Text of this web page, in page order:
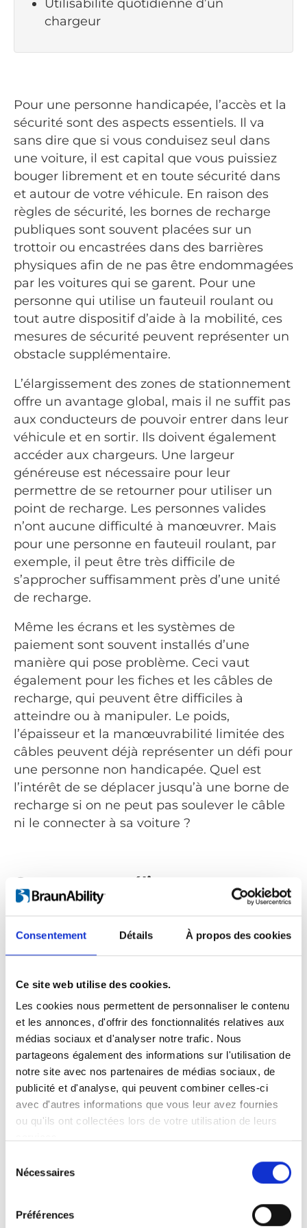
Consentement Détails À propos des cookies
Ce site web utilise des cookies.
Les cookies nous permettent de personnaliser le contenu
et les annonces, d'offrir des fonctionnalités relatives aux
médias sociaux et d'analyser notre trafic. Nous
partageons également des informations sur l'utilisation de
notre site avec nos partenaires de médias sociaux, de
publicité et d'analyse, qui peuvent combiner celles-ci
avec d'autres informations que vous leur avez fournies
ou qu'ils ont collectées lors de votre utilisation de leurs
Nécessaires
Préférences
Utilisabilité quotidienne d’un
chargeur
Pour une personne handicapée, l’accès et la
sécurité sont des aspects essentiels. Il va
sans dire que si vous conduisez seul dans
une voiture, il est capital que vous puissiez
bouger librement et en toute sécurité dans
et autour de votre véhicule. En raison des
règles de sécurité, les bornes de recharge
publiques sont souvent placées sur un
trottoir ou encastrées dans des barrières
physiques afin de ne pas être endommagées
par les voitures qui se garent. Pour une
personne qui utilise un fauteuil roulant ou
tout autre dispositif d’aide à la mobilité, ces
mesures de sécurité peuvent représenter un
obstacle supplémentaire.
L’élargissement des zones de stationnement
offre un avantage global, mais il ne suffit pas
aux conducteurs de pouvoir entrer dans leur
véhicule et en sortir. Ils doivent également
accéder aux chargeurs. Une largeur
généreuse est nécessaire pour leur
permettre de se retourner pour utiliser un
point de recharge. Les personnes valides
n’ont aucune difficulté à manœuvrer. Mais
pour une personne en fauteuil roulant, par
exemple, il peut être très difficile de
s’approcher suffisamment près d’une unité
de recharge.
Même les écrans et les systèmes de
paiement sont souvent installés d’une
manière qui pose problème. Ceci vaut
également pour les fiches et les câbles de
recharge, qui peuvent être difficiles à
atteindre ou à manipuler. Le poids,
l’épaisseur et la manœuvrabilité limitée des
câbles peuvent déjà représenter un défi pour
une personne non handicapée. Quel est
l’intérêt de se déplacer jusqu’à une borne de
recharge si on ne peut pas soulever le câble
ni le connecter à sa voiture ?
Comment améliorer
l’accessibilité des bornes de
recharge publiques ?
nombre suffisant de places de
stationnement devant les chargeurs et elles
doivent être beaucoup plus larges et longues
qu’une place de parking ordinaire afin de
permettre de manœuvrer. Les bornes de
recharge doivent être situées dans des zones
bien éclairées et sûres afin de garantir que
les utilisateurs ne se sentent pas vulnérables
ou isolés pendant la recharge.
recharge doit être dégagée, sans aucun
une hauteur accessible et les informations